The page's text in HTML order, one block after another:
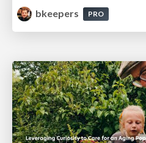
bkeepers
PRO